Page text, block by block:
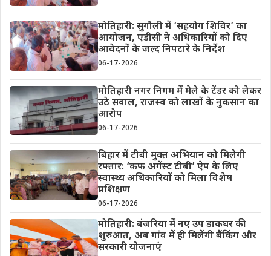
मोतिहारी: सुगौली में ‘सहयोग शिविर’ का
आयोजन, एडीसी ने अधिकारियों को दिए
आवेदनों के जल्द निपटारे के निर्देश
06-17-2026
मोतिहारी नगर निगम में मेले के टेंडर को लेकर
उठे सवाल, राजस्व को लाखों के नुकसान का
आरोप
06-17-2026
बिहार में टीबी मुक्त अभियान को मिलेगी
रफ्तार: ‘कफ अगेंस्ट टीबी’ ऐप के लिए
स्वास्थ्य अधिकारियों को मिला विशेष
प्रशिक्षण
06-17-2026
मोतिहारी: बंजरिया में नए उप डाकघर की
शुरुआत, अब गांव में ही मिलेंगी बैंकिंग और
सरकारी योजनाएं